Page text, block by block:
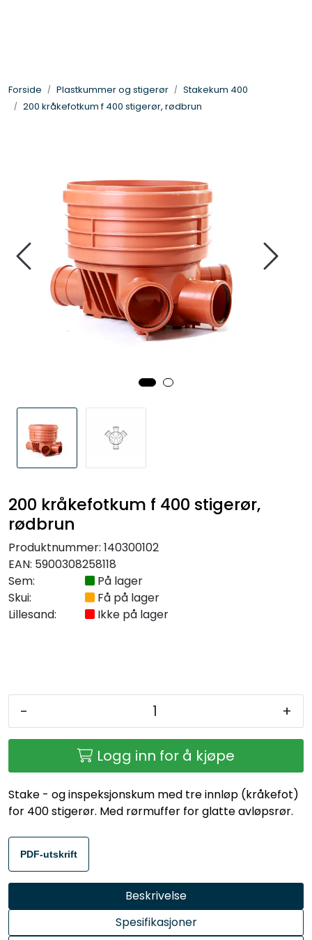
Forside Plastkummer og stigerør
Stakekum 400
200 kråkefotkum f 400 stigerør, rødbrun
200 kråkefotkum f 400 stigerør,
rødbrun
Produktnummer: 140300102
EAN: 5900308258118
Sem:
På lager
Skui:
Få på lager
Lillesand:
Ikke på lager
- +
Logg inn for å kjøpe
Stake - og inspeksjonskum med tre innløp (kråkefot)
for 400 stigerør. Med rørmuffer for glatte avløpsrør.
Beskrivelse
Spesifikasjoner
PDF-utskrift
Linjedrenering og fotskraperister
Glatte rør og deler
DV-rør, drensrør og deler
Trykkrør - og vannledning
Kabelrør og kabelkummer
Grunnmursplast
Verktøy og tilbehør
Outlet
Referanseprosjekter